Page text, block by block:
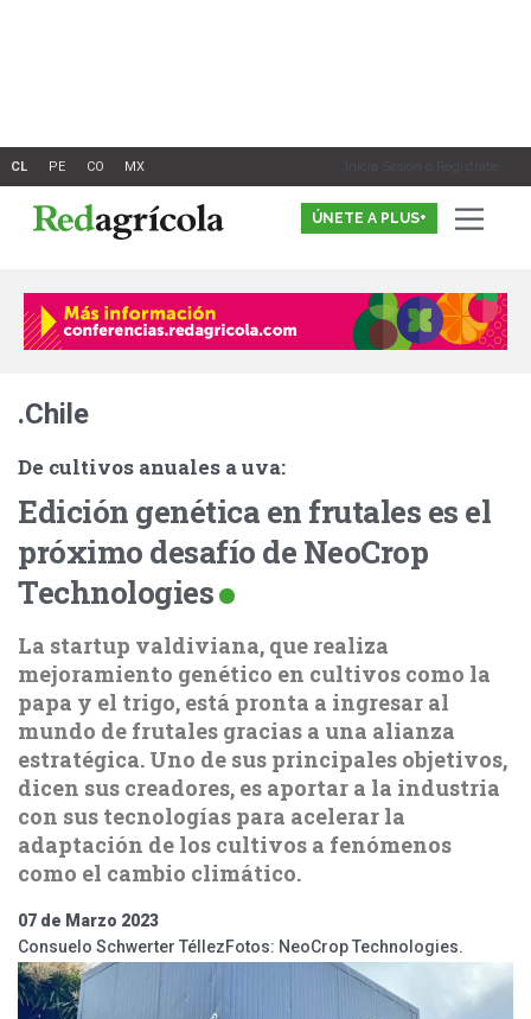
Inicia Sesión o Registrate
ÚNETE A PLUS+
.Chile
De cultivos anuales a uva:
Edición genética en frutales es el
próximo desafío de NeoCrop
Technologies
La startup valdiviana, que realiza
mejoramiento genético en cultivos como la
papa y el trigo, está pronta a ingresar al
mundo de frutales gracias a una alianza
estratégica. Uno de sus principales objetivos,
dicen sus creadores, es aportar a la industria
con sus tecnologías para acelerar la
adaptación de los cultivos a fenómenos
como el cambio climático.
07 de Marzo 2023
Consuelo Schwerter TéllezFotos: NeoCrop Technologies.